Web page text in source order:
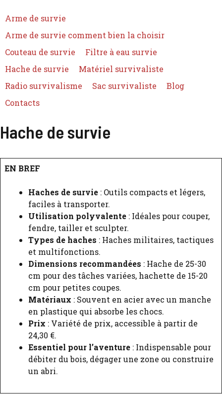
Arme de survie
Arme de survie comment bien la choisir
Couteau de survie
Filtre à eau survie
Hache de survie
Matériel survivaliste
Radio survivalisme
Sac survivaliste
Blog
Contacts
Hache de survie
EN BREF
Haches de survie : Outils compacts et légers,
faciles à transporter.
Utilisation polyvalente : Idéales pour couper,
fendre, tailler et sculpter.
Types de haches : Haches militaires, tactiques
et multifonctions.
Dimensions recommandées : Hache de 25-30
cm pour des tâches variées, hachette de 15-20
cm pour petites coupes.
Matériaux : Souvent en acier avec un manche
en plastique qui absorbe les chocs.
Prix : Variété de prix, accessible à partir de
24,30 €.
Essentiel pour l’aventure : Indispensable pour
débiter du bois, dégager une zone ou construire
un abri.